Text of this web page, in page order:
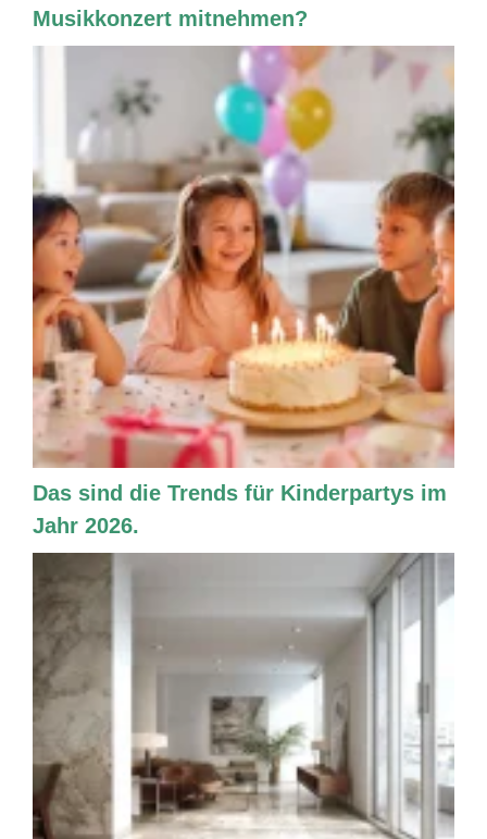
Musikkonzert mitnehmen?
Das sind die Trends für Kinderpartys im
Jahr 2026.